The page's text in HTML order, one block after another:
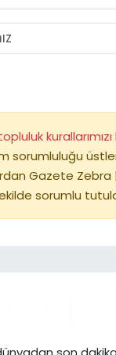
kurallarımızı
sorumluluğu
Gazete Zebra
sorumlu